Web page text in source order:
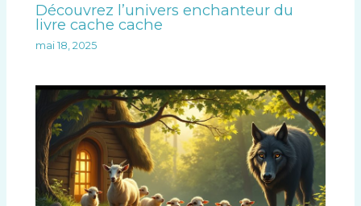
Découvrez l’univers enchanteur du
livre cache cache
mai 18, 2025